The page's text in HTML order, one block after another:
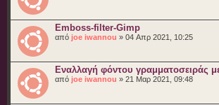
Emboss-filter-Gimp
από joe iwannou » 04 Απρ 2021, 10:25
Εναλλαγή φόντου γραμματοσειράς
από joe iwannou » 21 Μαρ 2021, 09:48